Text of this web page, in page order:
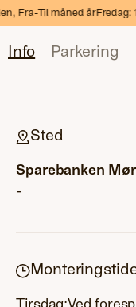
Fredag: 11:00 - 19:00
Info Parkering
Sted
Sparebanken
-